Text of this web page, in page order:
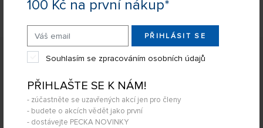
100 Kč na první nákup*
PŘIHLÁSIT SE
Souhlasím se zpracováním osobních údajů
PŘIHLAŠTE SE K NÁM!
- zúčastněte se uzavřených akcí jen pro členy
- budete o akcích vědět jako první
- dostávejte PECKA NOVINKY
Popis produktu
DRŽÁK MAGNETU CD
Držák magnetu, který se montuje na čelní ozubené kolo
centrálního diferenciálu (CD). Tato montáž je kompatibilní